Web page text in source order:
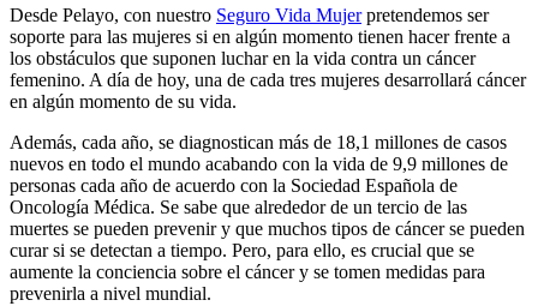
Desde Pelayo, con nuestro Seguro Vida Mujerpretendemos ser
soporte para las mujeres si en algún momento tienen hacer frente a
los obstáculos que suponen luchar en la vida contra un cáncer
femenino. A día de hoy, una de cada tres mujeres desarrollará cáncer
en algún momento de su vida.
Además, cada año, se diagnostican más de 18,1 millones de casos
nuevos en todo el mundo acabando con la vida de 9,9 millones de
personas cada año de acuerdo con la Sociedad Española de
Oncología Médica. Se sabe que alrededor de un tercio de las
muertes se pueden prevenir y que muchos tipos de cáncer se pueden
curar si se detectan a tiempo. Pero, para ello, es crucial que se
aumente la conciencia sobre el cáncer y se tomen medidas para
prevenirla a nivel mundial.